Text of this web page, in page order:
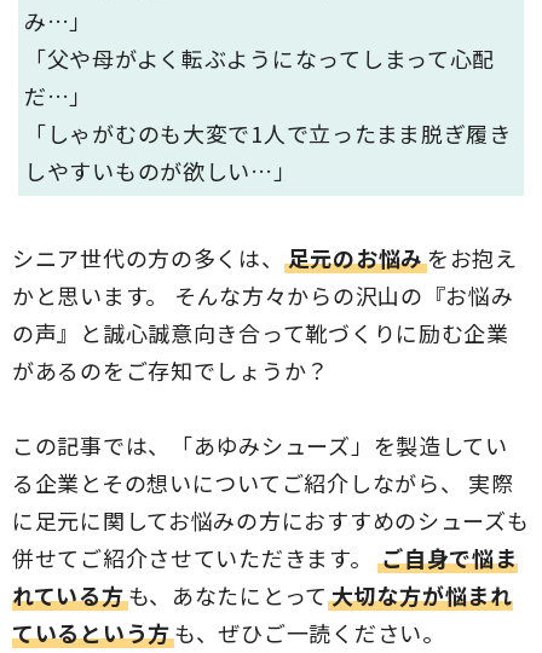
み…」
「父や母がよく転ぶようになってしまって心配
だ…」
「しゃがむのも大変で1人で立ったまま脱ぎ履き
しやすいものが欲しい…」
シニア世代の方の多くは、 足元のお悩みをお抱え
かと思います。 そんな方々からの沢山の『お悩み
の声』と誠心誠意向き合って靴づくりに励む企業
があるのをご存知でしょうか？
この記事では、「あゆみシューズ」を製造してい
る企業とその想いについてご紹介しながら、 実際
に足元に関してお悩みの方におすすめのシューズも
併せてご紹介させていただきます。ご自身で悩ま
れている方も、あなたにとって大切な方が悩まれ
ているという方も、ぜひご一読ください。